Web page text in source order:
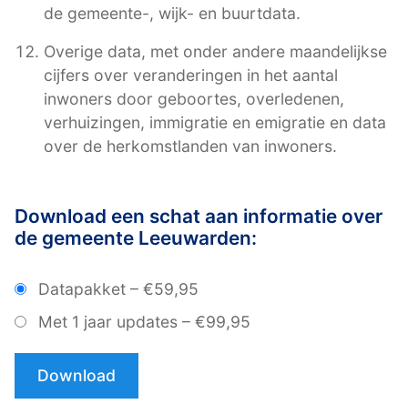
de gemeente-, wijk- en buurtdata.
Overige data, met onder andere maandelijkse
cijfers over veranderingen in het aantal
inwoners door geboortes, overledenen,
verhuizingen, immigratie en emigratie en data
over de herkomstlanden van inwoners.
Download een schat aan informatie over
de gemeente Leeuwarden:
Datapakket – €59,95
Met 1 jaar updates – €99,95
Download